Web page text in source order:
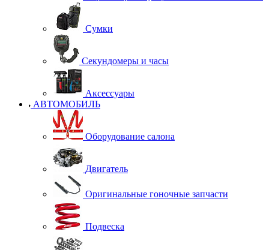
Сумки
Секундомеры и часы
Аксессуары
АВТОМОБИЛЬ
Оборудование салона
Двигатель
Оригинальные гоночные запчасти
Подвеска